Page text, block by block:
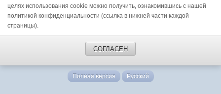
целях использования cookie можно получить, ознакомившись с нашей
политикой конфиденциальности (ссылка в нижней части каждой
страницы).
СОГЛАСЕН
Полная версия Русский